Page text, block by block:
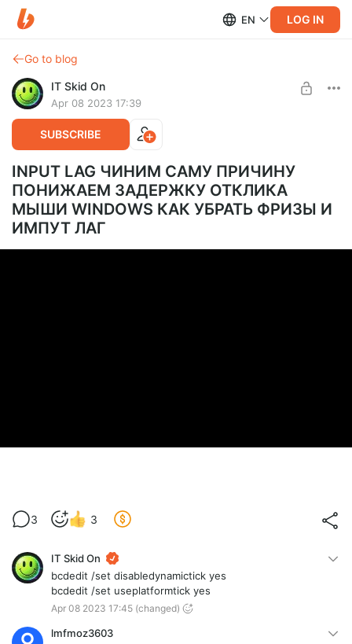
EN LOG IN
Go to blog
IT Skid On
Apr 08 2023 17:39
SUBSCRIBE
INPUT LAG ЧИНИМ САМУ ПРИЧИНУ
ПОНИЖАЕМ ЗАДЕРЖКУ ОТКЛИКА
МЫШИ WINDOWS КАК УБРАТЬ ФРИЗЫ И
ИМПУТ ЛАГ
3 3
IT Skid On
bcdedit /set disabledynamictick yes
bcdedit /set useplatformtick yes
Apr 08 2023 17:45 (changed)
lmfmoz3603